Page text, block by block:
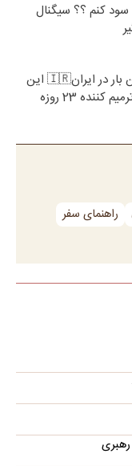
کنم ؟؟ سیگنال
برای اولین بار در ایران🇮🇷 این
دکتر کرم ترمیم کننده 23 روزه
راهنمای سفر